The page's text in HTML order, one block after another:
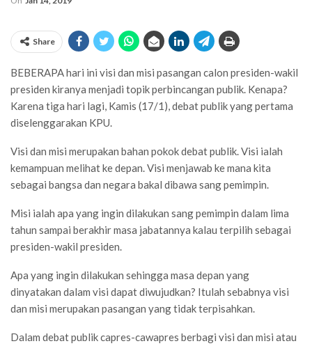
Share
BEBERAPA hari ini visi dan misi pasangan calon presiden-wakil
presiden kiranya menjadi topik perbincangan publik. Kenapa?
Karena tiga hari lagi, Kamis (17/1), debat publik yang pertama
diselenggarakan KPU.
Visi dan misi merupakan bahan pokok debat publik. Visi ialah
kemampuan melihat ke depan. Visi menjawab ke mana kita
sebagai bangsa dan negara bakal dibawa sang pemimpin.
Misi ialah apa yang ingin dilakukan sang pemimpin dalam lima
tahun sampai berakhir masa jabatannya kalau terpilih sebagai
presiden-wakil presiden.
Apa yang ingin dilakukan sehingga masa depan yang
dinyatakan dalam visi dapat diwujudkan? Itulah sebabnya visi
dan misi merupakan pasangan yang tidak terpisahkan.
Dalam debat publik capres-cawapres berbagi visi dan misi atau